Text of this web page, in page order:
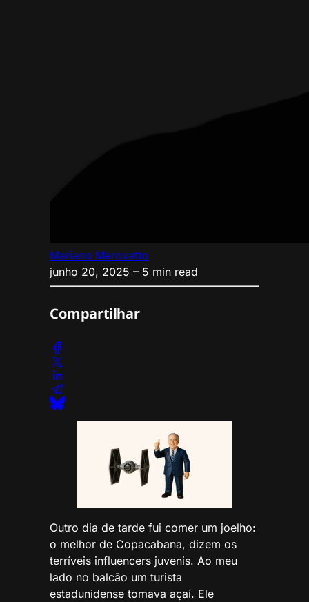
Mariano Marovatto
junho 20, 2025 – 5 min read
Compartilhar
Outro dia de tarde fui comer um joelho:
o melhor de Copacabana, dizem os
terríveis influencers juvenis. Ao meu
lado no balcão um turista
estadunidense tomava açaí. Ele